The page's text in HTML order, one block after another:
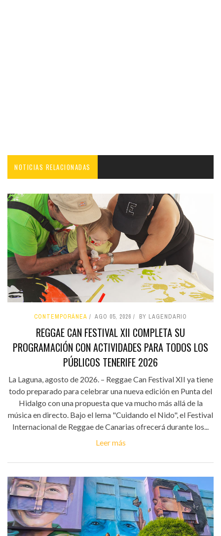
NOTICIAS RELACIONADAS
CONTEMPORÁNEA AGO 05, 2026 BY LAGENDARIO
REGGAE CAN FESTIVAL XII COMPLETA SU
PROGRAMACIÓN CON ACTIVIDADES PARA TODOS LOS
PÚBLICOS TENERIFE 2026
La Laguna, agosto de 2026. – Reggae Can Festival XII ya tiene
todo preparado para celebrar una nueva edición en Punta del
Hidalgo con una propuesta que va mucho más allá de la
música en directo. Bajo el lema "Cuidando el Nido", el Festival
Internacional de Reggae de Canarias ofrecerá durante los...
Leer más